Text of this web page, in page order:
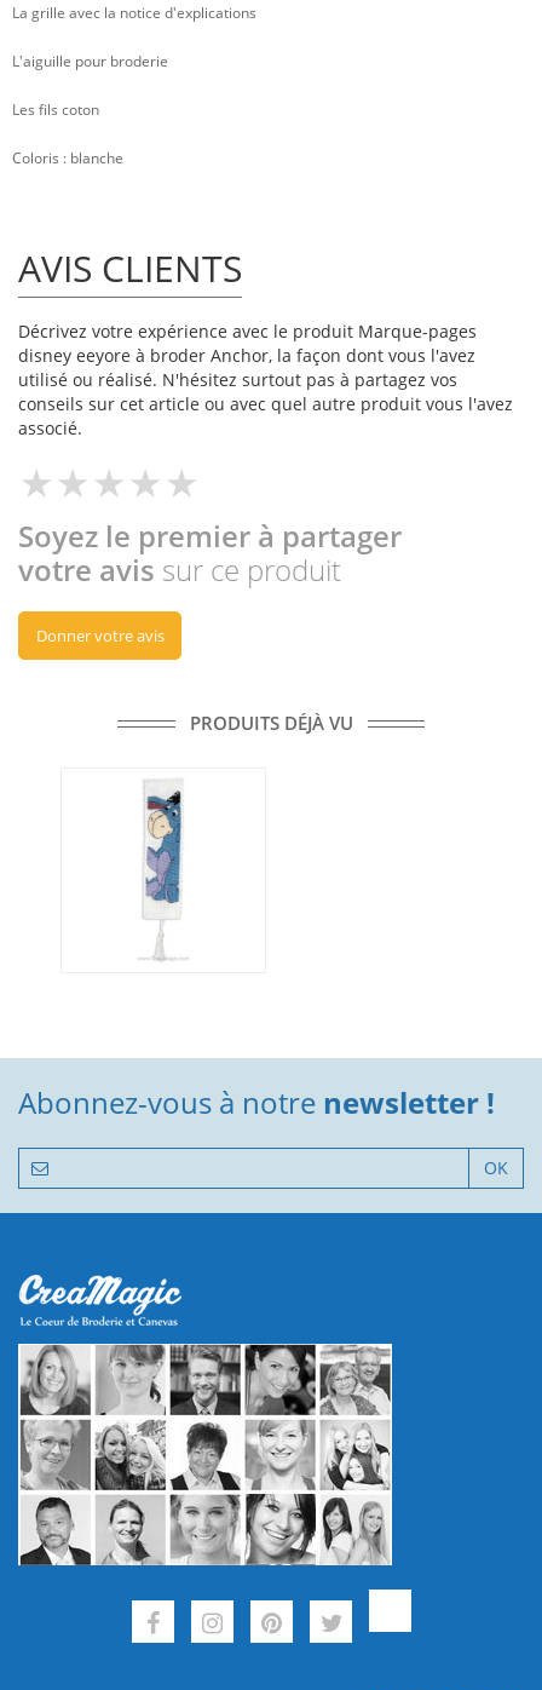
La grille avec la notice d'explications
L'aiguille pour broderie
Les fils coton
Coloris : blanche
AVIS CLIENTS
Décrivez votre expérience avec le produit Marque-pages
disney eeyore à broder Anchor, la façon dont vous l'avez
utilisé ou réalisé. N'hésitez surtout pas à partagez vos
conseils sur cet article ou avec quel autre produit vous l'avez
associé.
Soyez le premier à partager
votre avis sur ce produit
Donner votre avis
PRODUITS DÉJÀ VU
Abonnez-vous à notre newsletter !
OK